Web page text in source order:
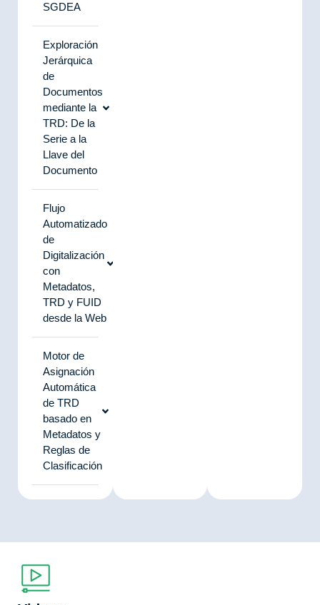
SGDEA
Exploración
Jerárquica
de
Documentos
mediante la
TRD: De la
Serie a la
Llave del
Documento
Flujo
Automatizado
de
Digitalización
con
Metadatos,
TRD y FUID
desde la Web
Motor de
Asignación
Automática
de TRD
basado en
Metadatos y
Reglas de
Clasificación